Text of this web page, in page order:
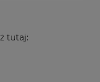
tutaj: